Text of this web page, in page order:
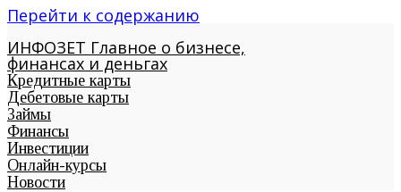
Перейти к содержанию
ИНФОЗЕТ Главное о бизнесе,
финансах и деньгах
Кредитные карты
Дебетовые карты
Займы
Финансы
Инвестиции
Онлайн-курсы
Новости